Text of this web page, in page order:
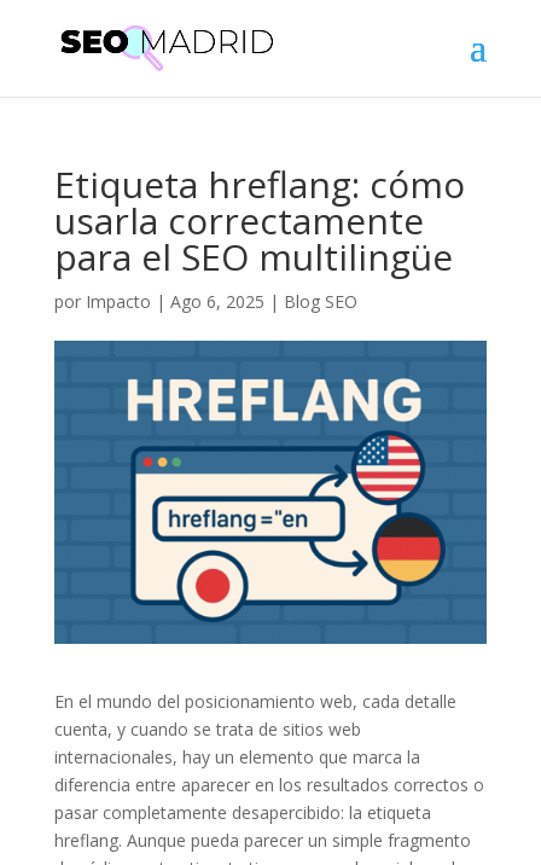
Etiqueta hreflang: cómo
usarla correctamente
para el SEO multilingüe
por Impacto | Ago 6, 2025 | Blog SEO
En el mundo del posicionamiento web, cada detalle
cuenta, y cuando se trata de sitios web
internacionales, hay un elemento que marca la
diferencia entre aparecer en los resultados correctos o
pasar completamente desapercibido: la etiqueta
hreflang. Aunque pueda parecer un simple fragmento